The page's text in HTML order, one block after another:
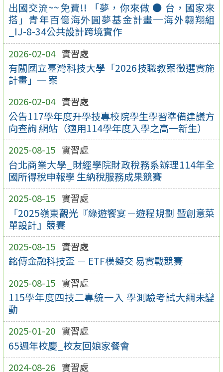
出國交流~~免費!! 「夢，你來做 ● 台，國家來
搭」青年百億海外圓夢基金計畫─海外翱翔組
_IJ-8-34公共設計跨境實作
2026-02-04 實習處
有關國立臺灣科技大學「2026技職教案徵選實施
計畫」一 案
2026-02-04 實習處
公告117學年度升學技專校院學生學習準備建議方
向查詢 網站（適用114學年度入學之高一新生）
2025-08-15 實習處
台北商業大學_財經學院財政稅務系辦理114年全
國所得稅申報學 生納稅服務成果競賽
2025-08-15 實習處
「2025嶺東觀光『綠遊饗宴－遊程規劃 暨創意菜
單設計』競賽
2025-08-15 實習處
銘傳金融科技盃 － ETF模擬交 易實戰競賽
2025-08-15 實習處
115學年度四技二專統一入 學測驗考試大綱未變
動
2025-01-20 實習處
65週年校慶_校友回娘家餐會
2024-08-26 實習處